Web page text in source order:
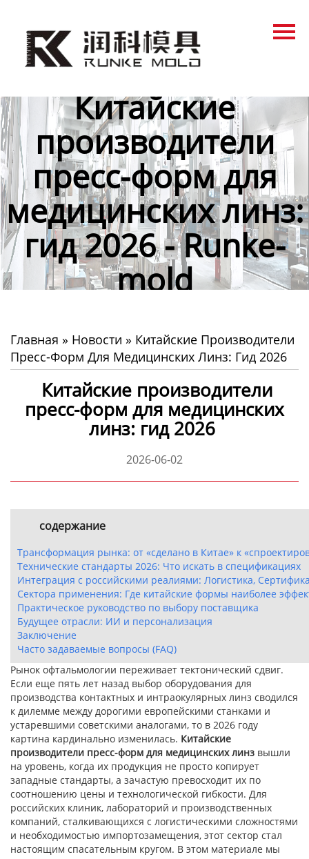
Продукция
Контакты
Китайские
производители
пресс-форм для
медицинских линз:
гид 2026 - Runke-
mold
Главная » Новости » Китайские Производители
Пресс-Форм Для Медицинских Линз: Гид 2026
Китайские производители
пресс-форм для медицинских
линз: гид 2026
2026-06-02
содержание
Трансформация рынка: от «сделано в Китае» к
Технические стандарты 2026: Что искать в спецификациях
Интеграция с российскими реалиями: Логистика,
Сектора применения: Где китайские формы наиболее
Практическое руководство по выбору поставщика
Будущее отрасли: ИИ и персонализация
Заключение
Часто задаваемые вопросы (FAQ)
Рынок офтальмологии переживает тектонический сдвиг.
Если еще пять лет назад выбор оборудования для
производства контактных и интраокулярных линз сводился
к дилемме между дорогими европейскими станками и
устаревшими советскими аналогами, то в 2026 году
картина кардинально изменилась. Китайские
производители пресс-форм для медицинских линз вышли
на уровень, когда их продукция не просто копирует
западные стандарты, а зачастую превосходит их по
соотношению цены и технологической гибкости. Для
российских клиник, лабораторий и производственных
компаний, сталкивающихся с логистическими сложностями
и необходимостью импортозамещения, этот сектор стал
настоящим спасательным кругом. В этом материале мы